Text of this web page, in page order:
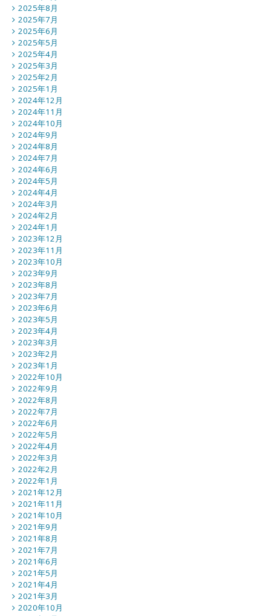
2025年8月
2025年7月
2025年6月
2025年5月
2025年4月
2025年3月
2025年2月
2025年1月
2024年12月
2024年11月
2024年10月
2024年9月
2024年8月
2024年7月
2024年6月
2024年5月
2024年4月
2024年3月
2024年2月
2024年1月
2023年12月
2023年11月
2023年10月
2023年9月
2023年8月
2023年7月
2023年6月
2023年5月
2023年4月
2023年3月
2023年2月
2023年1月
2022年10月
2022年9月
2022年8月
2022年7月
2022年6月
2022年5月
2022年4月
2022年3月
2022年2月
2022年1月
2021年12月
2021年11月
2021年10月
2021年9月
2021年8月
2021年7月
2021年6月
2021年5月
2021年4月
2021年3月
2020年10月